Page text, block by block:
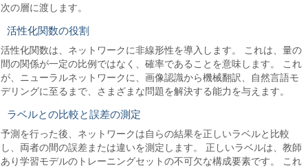
次の層に渡します。
活性化関数の役割
活性化関数は、ネットワークに非線形性を導入します。 これは、量の
間の関係が一定の比例ではなく、確率であることを意味します。 これ
が、ニューラルネットワークに、画像認識から機械翻訳、自然言語モ
デリングに至るまで、さまざまな問題を解決する能力を与えます。
ラベルとの比較と誤差の測定
予測を行った後、ネットワークは自らの結果を正しいラベルと比較
し、両者の間の誤差または違いを測定します。 正しいラベルは、教師
あり学習モデルのトレーニングセットの不可欠な構成要素です。 これ